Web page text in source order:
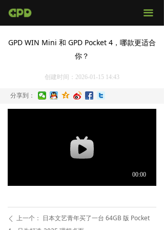
끀
官网首页
GPD WIN Mini 和 GPD Pocket 4，哪款更适合
你？
ꄴ 上一个： 日本文艺青年买了一台 64GB 版 Pocket
分享到：
创建时间： 2026-01-15 14:43